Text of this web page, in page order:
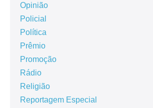
Opinião
Policial
Política
Prêmio
Promoção
Rádio
Religião
Reportagem Especial